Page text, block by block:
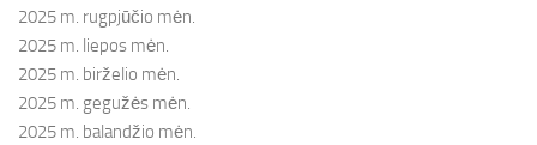
2025 m. rugpjūčio mėn.
2025 m. liepos mėn.
2025 m. birželio mėn.
2025 m. gegužės mėn.
2025 m. balandžio mėn.